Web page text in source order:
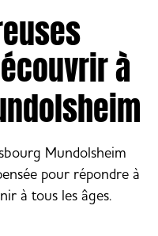
à
Mundolsheim
pour répondre à
à tous les âges.